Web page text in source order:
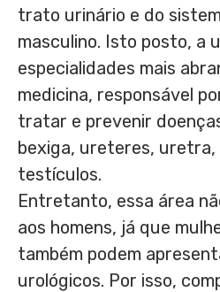
trato urinário e do
masculino. Isto posto, a
especialidades mais
medicina, responsável
tratar e prevenir
bexiga, ureteres,
testículos.
Entretanto, essa área
aos homens, já que
também podem
urológicos. Por isso,